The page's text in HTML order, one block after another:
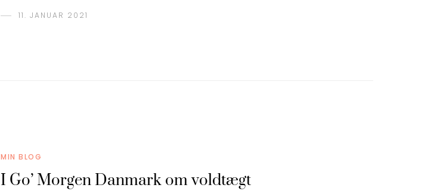
11. JANUAR 2021
MIN BLOG
I Go’ Morgen Danmark om voldtægt